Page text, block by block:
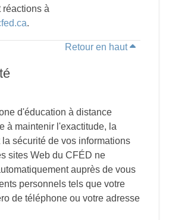
réactions à
.
Retour en haut
d'éducation à distance
à maintenir l'exactitude, la
sécurité de vos informations
sites Web du CFÉD ne
auprès de vous
personnels tels que votre
de téléphone ou votre adresse